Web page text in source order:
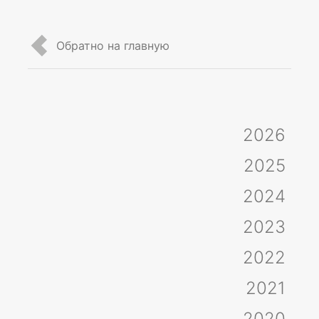
Обратно на главную
2026
2025
2024
2023
2022
2021